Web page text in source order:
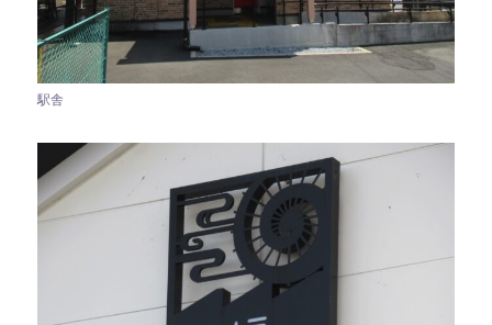
駅舎